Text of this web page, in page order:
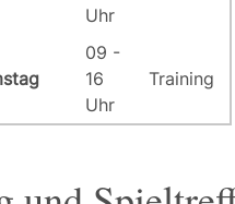
Uhr
09 -
16
Uhr
Training